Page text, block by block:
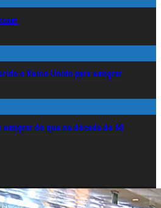
o Reino Unido para emigrar
emigrar do que na década de 60